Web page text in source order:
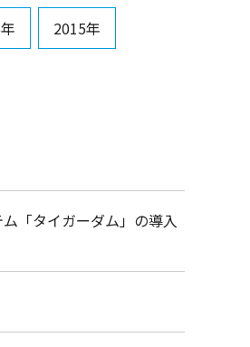
2015年
「タイガーダム」の導入